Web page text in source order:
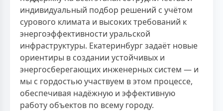
индивидуальный подбор решений с учётом
сурового климата и высоких требований к
энергоэффективности уральской
инфраструктуры. Екатеринбург задаёт новые
ориентиры в создании устойчивых и
энергосберегающих инженерных систем — и
мы с гордостью участвуем в этом процессе,
обеспечивая надёжную и эффективную
работу объектов по всему городу.